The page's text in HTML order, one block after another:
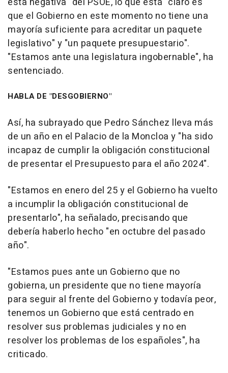
que el Gobierno en este momento no tiene una
mayoría suficiente para acreditar un paquete
legislativo" y "un paquete presupuestario".
"Estamos ante una legislatura ingobernable", ha
sentenciado.
HABLA DE "DESGOBIERNO"
Así, ha subrayado que Pedro Sánchez lleva más
de un año en el Palacio de la Moncloa y "ha sido
incapaz de cumplir la obligación constitucional
de presentar el Presupuesto para el año 2024".
"Estamos en enero del 25 y el Gobierno ha vuelto
a incumplir la obligación constitucional de
presentarlo", ha señalado, precisando que
debería haberlo hecho "en octubre del pasado
año".
"Estamos pues ante un Gobierno que no
gobierna, un presidente que no tiene mayoría
para seguir al frente del Gobierno y todavía peor,
tenemos un Gobierno que está centrado en
resolver sus problemas judiciales y no en
resolver los problemas de los españoles", ha
criticado.